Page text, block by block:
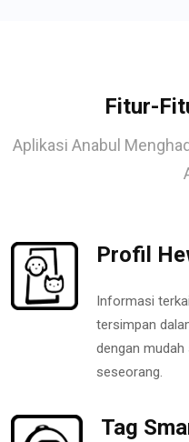
Fitur-
Aplikasi Anabul
Profil
Informasi
tersimpan
dengan mudah
seseorang.
Tag